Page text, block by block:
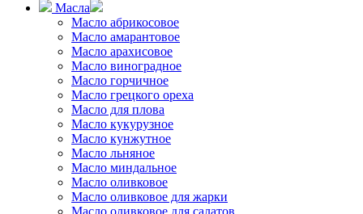
Масла
Масло абрикосовое
Масло амарантовое
Масло арахисовое
Масло виноградное
Масло горчичное
Масло грецкого ореха
Масло для плова
Масло кукурузное
Масло кунжутное
Масло льняное
Масло миндальное
Масло оливковое
Масло оливковое для жарки
Масло оливковое для салатов